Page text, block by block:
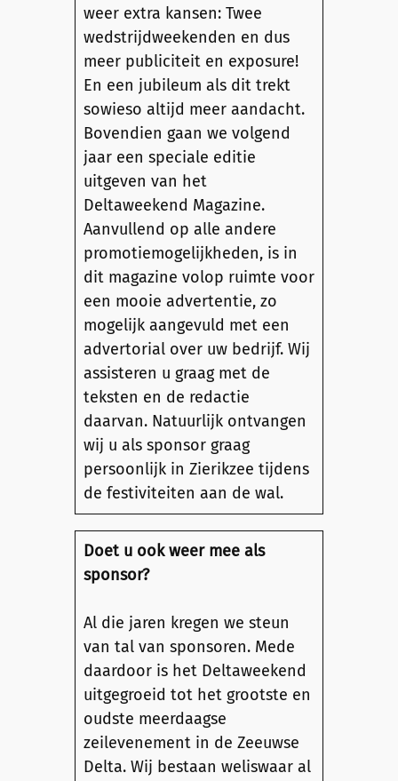
weer extra kansen: Twee
wedstrijdweekenden en dus
meer publiciteit en exposure!
En een jubileum als dit trekt
sowieso altijd meer aandacht.
Bovendien gaan we volgend
jaar een speciale editie
uitgeven van het
Deltaweekend Magazine.
Aanvullend op alle andere
promotiemogelijkheden, is in
dit magazine volop ruimte voor
een mooie advertentie, zo
mogelijk aangevuld met een
advertorial over uw bedrijf. Wij
assisteren u graag met de
teksten en de redactie
daarvan. Natuurlijk ontvangen
wij u als sponsor graag
persoonlijk in Zierikzee tijdens
de festiviteiten aan de wal.
Doet u ook weer mee als
sponsor?
Al die jaren kregen we steun
van tal van sponsoren. Mede
daardoor is het Deltaweekend
uitgegroeid tot het grootste en
oudste meerdaagse
zeilevenement in de Zeeuwse
Delta. Wij bestaan weliswaar al